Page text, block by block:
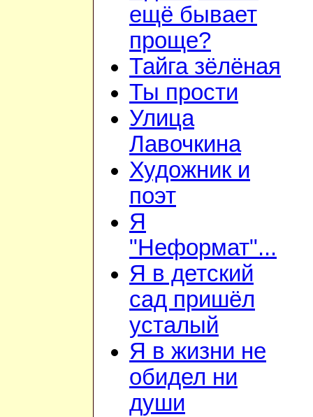
ещё бывает
проще?
Тайга зёлёная
Ты прости
Улица
Лавочкина
Художник и
поэт
Я
"Неформат"...
Я в детский
сад пришёл
усталый
Я в жизни не
обидел ни
души